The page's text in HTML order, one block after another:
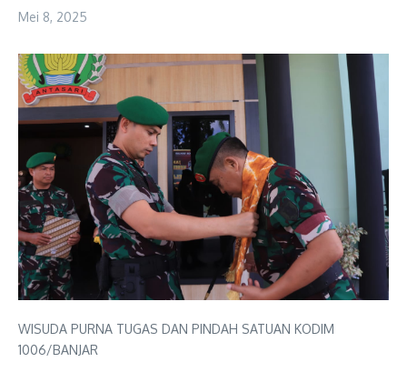
Mei 8, 2025
WISUDA PURNA TUGAS DAN PINDAH SATUAN KODIM
1006/BANJAR